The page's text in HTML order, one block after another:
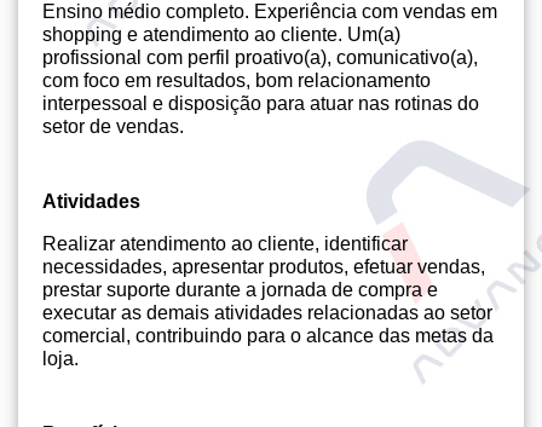
Ensino médio completo. Experiência com vendas em
shopping e atendimento ao cliente. Um(a)
profissional com perfil proativo(a), comunicativo(a),
com foco em resultados, bom relacionamento
interpessoal e disposição para atuar nas rotinas do
setor de vendas.
Atividades
Realizar atendimento ao cliente, identificar
necessidades, apresentar produtos, efetuar vendas,
prestar suporte durante a jornada de compra e
executar as demais atividades relacionadas ao setor
comercial, contribuindo para o alcance das metas da
loja.